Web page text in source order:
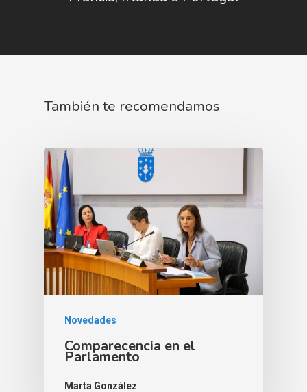
También te recomendamos
Novedades
Comparecencia en el
Parlamento
Marta González